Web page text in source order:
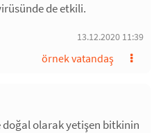
de etkili.
13.12.2020 11:39
örnek vatandaş
doğal olarak yetişen bitkinin